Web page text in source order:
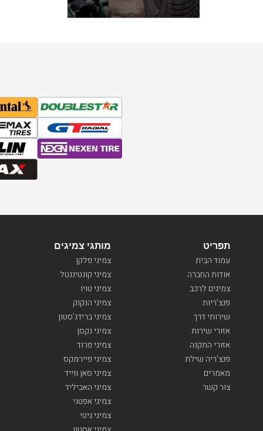
מותגי צמיגים
צמיגי פלקן
צמיגי קונטיננטל
צמיגי טויו
צמיגי הנקוק
צמיגי ברידג’סטון
צמיגי נקסן
צמיגי פרוד
צמיגי פיירמקס
צמיגי סאן ווייד
צמיגי האביליד
צמיגי אפטני
צמיגי גיטי
תפריט
עמוד הבית
אודות החברה
צמיגים לרכב
פנצ’ריות
שירותי דרך
אזורי שירות
אזורי התקנה
פנצ’ריה שילת
מאמרים
צור קשר